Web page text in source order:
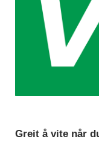
Greit å vite når